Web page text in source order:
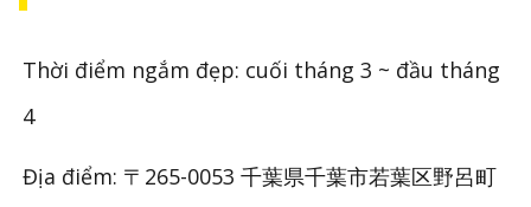
Thời điểm ngắm đẹp: cuối tháng 3 ~ đầu tháng
4
Địa điểm: 〒265-0053 千葉県千葉市若葉区野呂町